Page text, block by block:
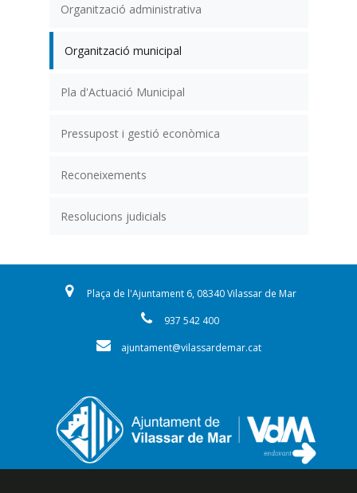
Organització administrativa
Organització municipal
Pla d'Actuació Municipal
Pressupost i gestió econòmica
Reconeixements
Resolucions judicials
Plaça de l'Ajuntament 6, 08340 Vilassar de Mar
937 542 400
ajuntament@vilassardemar.cat